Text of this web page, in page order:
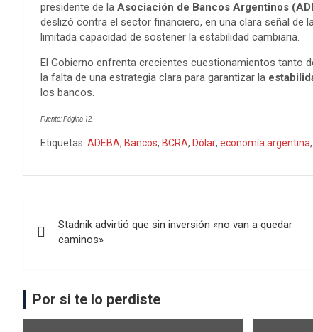
presidente de la Asociación de Bancos Argentinos
deslizó contra el sector financiero, en una clara señal
limitada capacidad de sostener la estabilidad cambiaria.
El Gobierno enfrenta crecientes cuestionamientos tanto
la falta de una estrategia clara para garantizar la
los bancos.
Fuente: Página 12.
Etiquetas: ADEBA, Bancos, BCRA, Dólar, economía argentina,
Stadnik advirtió que sin inversión «no van a quedar
caminos»
Por si te lo perdiste